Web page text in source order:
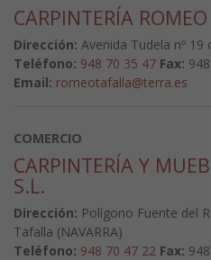
CARPINTERÍA
Dirección: Avenida Tudela nº 19
Teléfono: 948 70 35 47 Fax:
Email: romeotafalla@terra.es
COMERCIO
CARPINTERÍA Y
S.L.
Dirección: Polígono Fuente del
Tafalla (NAVARRA)
Teléfono: 948 70 47 22 Fax: